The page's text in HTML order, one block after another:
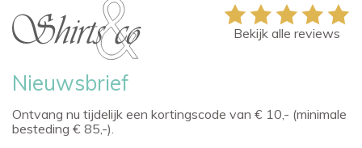
Nieuwsbrief
Ontvang nu tijdelijk een kortingscode van € 10,- (minimale
besteding € 85,-).
Bekijk alle reviews